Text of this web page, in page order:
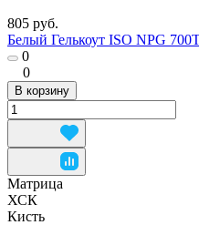
805 руб.
Белый Гелькоут ISO NPG
0
0
В корзину
Матрица
ХСК
Кисть